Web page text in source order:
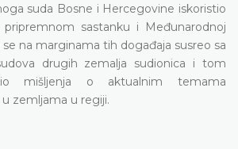
suda Bosne i Hercegovine iskoristio
sastanku i Međunarodnoj
na marginama tih događaja susreo sa
drugih zemalja sudionica i tom
mišljenja o aktualnim temama
zemljama u regiji.